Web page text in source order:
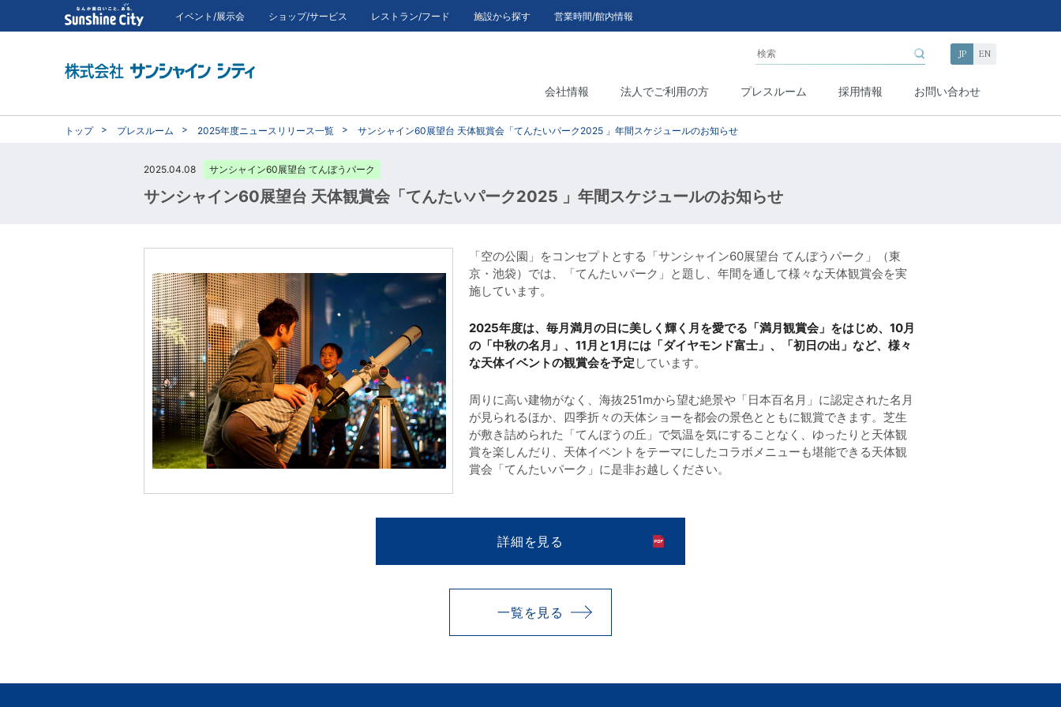
イベント/展示会 ショップ/サービス レストラン/フード 施設から探す 営業時間/館内情報
JP EN
会社情報 法人でご利用の方 プレスルーム 採用情報 お問い合わせ
トップ プレスルーム 2025年度ニュースリリース一覧 サンシャイン60展望台 天体観賞会「てんたいパーク2025 」年間スケジュールのお知らせ
2025.04.08 サンシャイン60展望台 てんぼうパーク
サンシャイン60展望台 天体観賞会「てんたいパーク2025 」年間スケジュールのお知らせ
「空の公園」をコンセプトとする「サンシャイン60展望台 てんぼうパーク」（東
京・池袋）では、「てんたいパーク」と題し、年間を通して様々な天体観賞会を実
施しています。
2025年度は、毎月満月の日に美しく輝く月を愛でる「満月観賞会」をはじめ、10月
の「中秋の名月」、11月と1月には「ダイヤモンド富士」、「初日の出」など、様々
な天体イベントの観賞会を予定 しています。
周りに高い建物がなく、海抜251mから望む絶景や「日本百名月」に認定された名月
が見られるほか、四季折々の天体ショーを都会の景色とともに観賞できます。芝生
が敷き詰められた「てんぼうの丘」で気温を気にすることなく、ゆったりと天体観
賞を楽しんだり、天体イベントをテーマにしたコラボメニューも堪能できる天体観
賞会「てんたいパーク」に是非お越しください。
詳細を見る
一覧を見る